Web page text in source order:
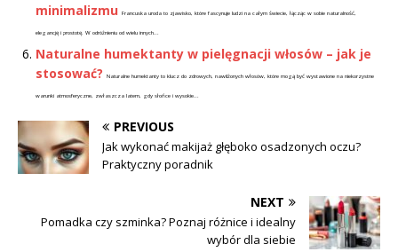
minimalizmu
Francuska uroda to zjawisko, które fascynuje ludzi na całym świecie, łącząc w sobie naturalność,
elegancję i prostotę. W odróżnieniu od wielu innych...
Naturalne humektanty w pielęgnacji włosów – jak je
stosować?
Naturalne humektanty to klucz do zdrowych, nawilżonych włosów, które mogą być wystawione na niekorzystne
warunki atmosferyczne, zwłaszcza latem, gdy słońce i wysokie...
PREVIOUS
Jak wykonać makijaż głęboko osadzonych oczu?
Praktyczny poradnik
NEXT
Pomadka czy szminka? Poznaj różnice i idealny
wybór dla siebie